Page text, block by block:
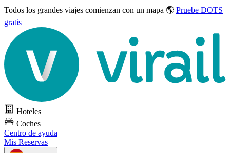
Todos los grandes viajes comienzan con un mapa 🌎 Pruebe DOTS
gratis
Hoteles
Coches
Centro de ayuda
Mis Reservas